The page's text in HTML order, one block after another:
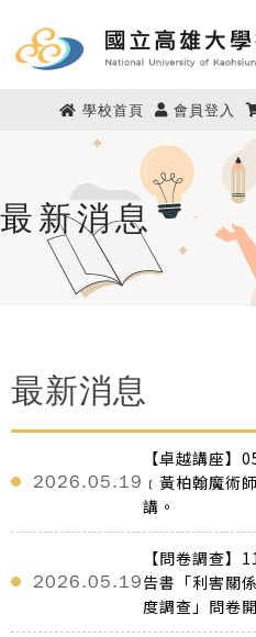
學校首頁 會員登入
最新消息
最新消息
2026.05.19
【卓越講座】
﹝黃柏翰魔術
講。
2026.05.19
【問卷調查】
告書「利害關
度調查」問卷